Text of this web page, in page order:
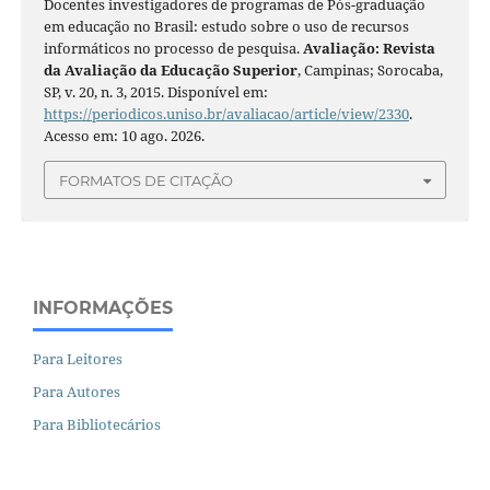
Docentes investigadores de programas de Pós-graduação
em educação no Brasil: estudo sobre o uso de recursos
informáticos no processo de pesquisa.Avaliação: Revista
da Avaliação da Educação Superior, Campinas; Sorocaba,
SP, v. 20, n. 3, 2015. Disponível em:
https://periodicos.uniso.br/avaliacao/article/view/2330.
Acesso em: 10 ago. 2026.
FORMATOS DE CITAÇÃO
INFORMAÇÕES
Para Leitores
Para Autores
Para Bibliotecários